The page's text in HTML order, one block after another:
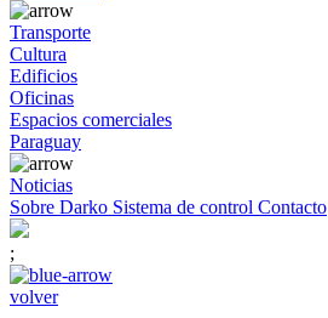
Transporte
Cultura
Edificios
Oficinas
Espacios comerciales
Paraguay
Noticias
Sobre Darko Sistema de control Contacto
;
volver